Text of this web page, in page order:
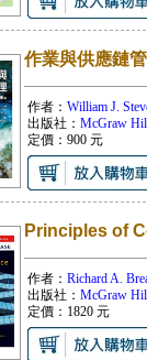
作業與供應鏈
作者： William J.
出版社： McGraw
定價： 900元
Principles of
作者： Richard A.
出版社： McGraw
定價： 1820元